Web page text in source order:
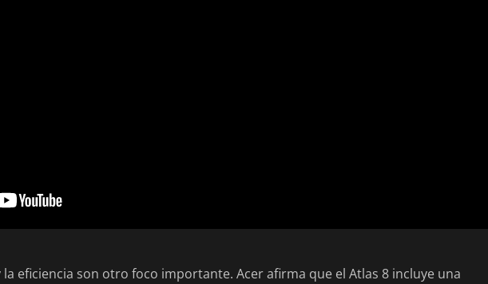
eficiencia son otro foco importante. Acer afirma que el Atlas 8 incluye una